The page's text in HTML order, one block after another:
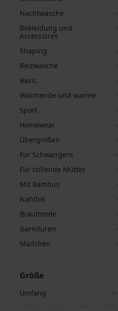
Nachtwäsche
Bekleidung und
Accessoires
Shaping
Reizwäsche
Basic
Wärmende und warme
Sport
Homewear
Übergrößen
Für Schwangere
Für stillende Mütter
Mit Bambus
Nahtlos
Brautmode
Garnituren
Mädchen
Größe
Umfang